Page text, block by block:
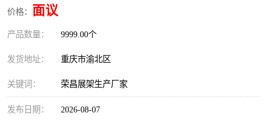
价格： 面议
产品数量： 9999.00个
发货地址： 重庆市渝北区
关键词： 荣昌展架生产厂家
发布日期： 2026-08-07